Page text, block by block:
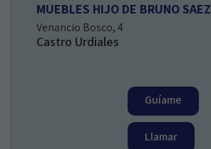
MUEBLES HIJO DE BRUNO SAEZ
Venancio Bosco, 4
Castro Urdiales
Guíame
Llamar